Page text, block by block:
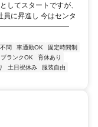
してスタートですが、
に昇進し 今はセンタ
問 車通勤OK
固定時間制
ブランクOK
育休あり
土日祝休み
服装自由